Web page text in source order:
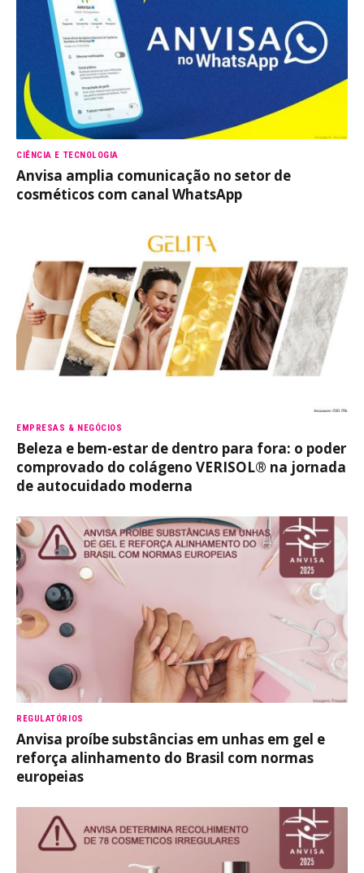
CIÊNCIA E TECNOLOGIA
Anvisa amplia comunicação no setor de
cosméticos com canal WhatsApp
EMPRESAS & NEGÓCIOS
Beleza e bem-estar de dentro para fora: o poder
comprovado do colágeno VERISOL® na jornada
de autocuidado moderna
REGULATÓRIOS
Anvisa proíbe substâncias em unhas em gel e
reforça alinhamento do Brasil com normas
europeias